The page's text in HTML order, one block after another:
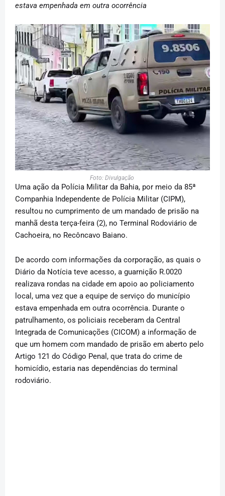
estava empenhada em outra ocorrência
Foto: Divulgação
Uma ação da Polícia Militar da Bahia, por meio da 85ª
Companhia Independente de Polícia Militar (CIPM),
resultou no cumprimento de um mandado de prisão na
manhã desta terça-feira (2), no Terminal Rodoviário de
Cachoeira, no Recôncavo Baiano.
De acordo com informações da corporação, as quais o
Diário da Notícia teve acesso, a guarnição R.0020
realizava rondas na cidade em apoio ao policiamento
local, uma vez que a equipe de serviço do município
estava empenhada em outra ocorrência. Durante o
patrulhamento, os policiais receberam da Central
Integrada de Comunicações (CICOM) a informação de
que um homem com mandado de prisão em aberto pelo
Artigo 121 do Código Penal, que trata do crime de
homicídio, estaria nas dependências do terminal
rodoviário.